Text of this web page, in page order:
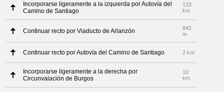
Incorporarse ligeramente a la izquierda por Autovía del
Camino de Santiago
133
km
Continuar recto por Viaducto de Arlanzón
842
m
Continuar recto por Autovía del Camino de Santiago 2 km
Incorporarse ligeramente a la derecha por
Circunvalación de Burgos
10
km